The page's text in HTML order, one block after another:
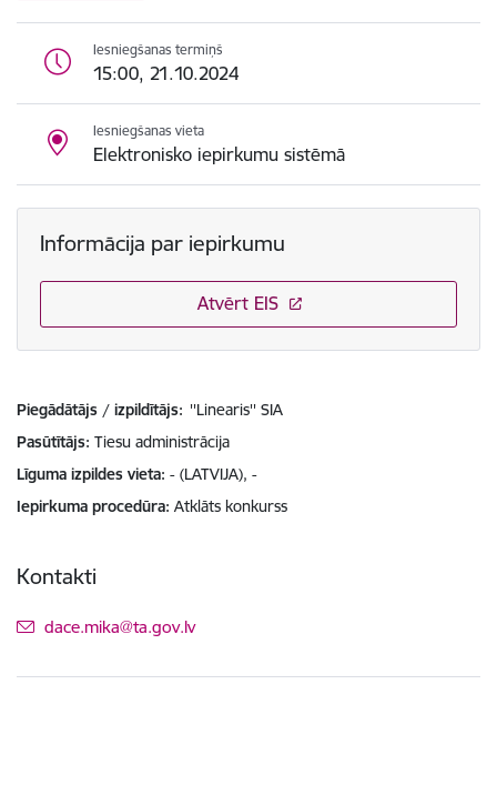
Iesniegšanas termiņš
15:00, 21.10.2024
Iesniegšanas vieta
Elektronisko iepirkumu sistēmā
Informācija par iepirkumu
Atvērt EIS
Piegādātājs / izpildītājs: ''Linearis'' SIA
Pasūtītājs Tiesu administrācija
Līguma izpildes vieta - (LATVIJA), -
Iepirkuma procedūra Atklāts konkurss
Kontakti
E-pasts:
dace.mika@ta.gov.lv